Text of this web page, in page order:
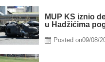
MUP KS iznio
u Hadžićima
Posted on09/08/